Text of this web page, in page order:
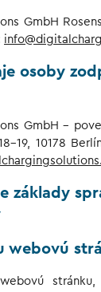
GmbH
osoby
GmbH –
19, 10178
základy
webovú